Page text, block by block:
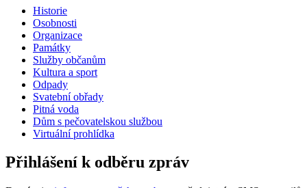
Historie
Osobnosti
Organizace
Památky
Služby občanům
Kultura a sport
Odpady
Svatební obřady
Pitná voda
Dům s pečovatelskou službou
Virtuální prohlídka
Přihlášení k odběru zpráv